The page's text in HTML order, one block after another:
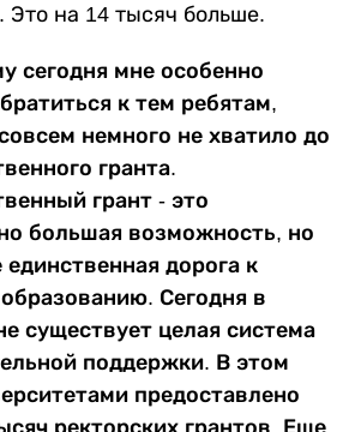
Это на 14 тысяч больше.
сегодня мне особенно
к тем ребятам,
немного не хватило до
гранта.
грант - это
большая возможность, но
единственная дорога к
Сегодня в
существует целая система
поддержки. В этом
предоставлено
ректорских грантов. Еще